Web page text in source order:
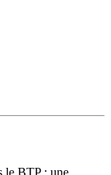
le BTP : une